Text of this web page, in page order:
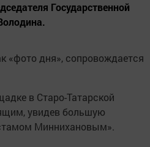
Государственной
«фото дня», сопровождается
в Старо-Татарской
увидев большую
Миннихановым».